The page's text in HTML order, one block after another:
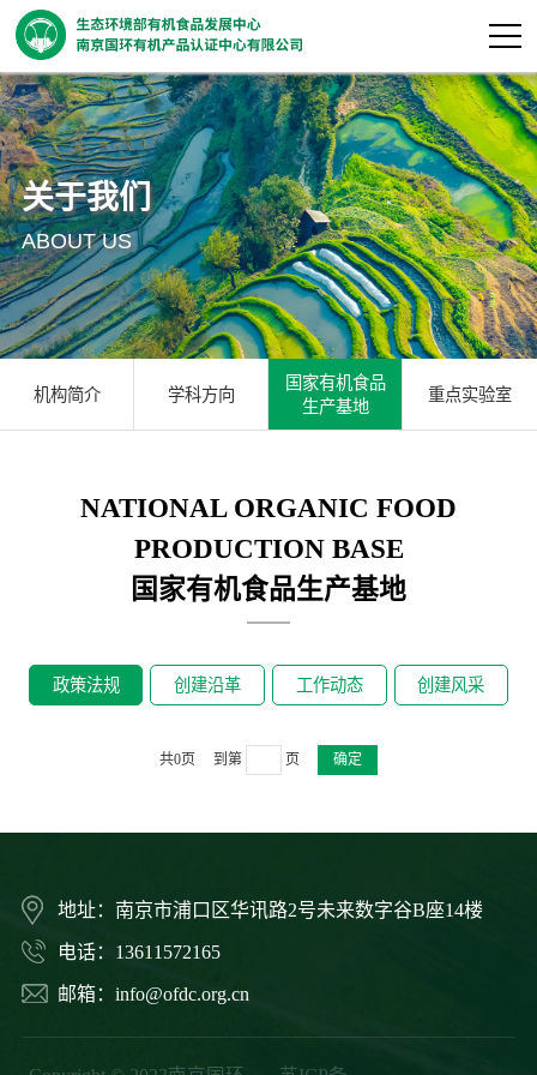
关于我们
ABOUT US
机构简介 学科方向
国家有机食品
生产基地
重点实验室
NATIONAL ORGANIC FOOD
PRODUCTION BASE
国家有机食品生产基地
政策法规 创建沿革 工作动态 创建风采
共0页 到第 页 确定
地址：南京市浦口区华讯路2号未来数字谷B座14楼
电话：13611572165
邮箱：info@ofdc.org.cn